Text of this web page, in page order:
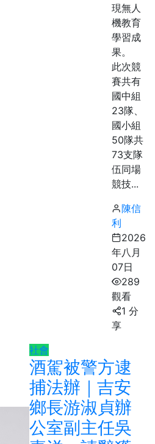
現無人
機教育
學習成
果。
此次競
賽共有
國中組
23隊、
國小組
50隊共
73支隊
伍同場
競技...
陳信
利
2026
年八月
07日
289
觀看
1 分
享
社會
酒駕被警方逮
捕法辦｜吉安
鄉長游淑貞辦
公室副主任吳